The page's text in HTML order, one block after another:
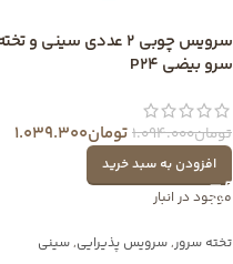
سرویس چوبی 2 عددی سینی و
سرو بیضی P24
تومان1.094.000تومان1.039.300
افزودن به سبد خرید
موجود در انبار
تخته سرور,سرویس پذیرایی,سینی